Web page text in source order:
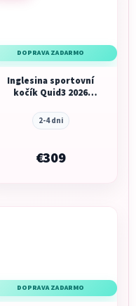
DOPRAVA ZADARMO
Inglesina sportovní
kočík Quid3 2026
2-4 dni
€309
DOPRAVA ZADARMO